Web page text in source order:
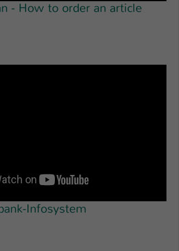
- How to order an article
Infosystem